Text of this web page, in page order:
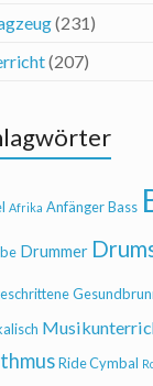
(231)
(207)
Afrika AnfängerBass
Drummer
Ride Cymbal